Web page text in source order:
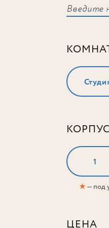
КОРПУС
1
★— под
ЦЕНА